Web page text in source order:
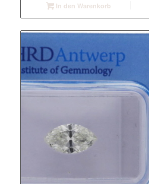
In den Warenkorb